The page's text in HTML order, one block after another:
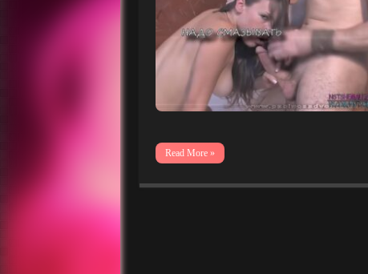
Read More »